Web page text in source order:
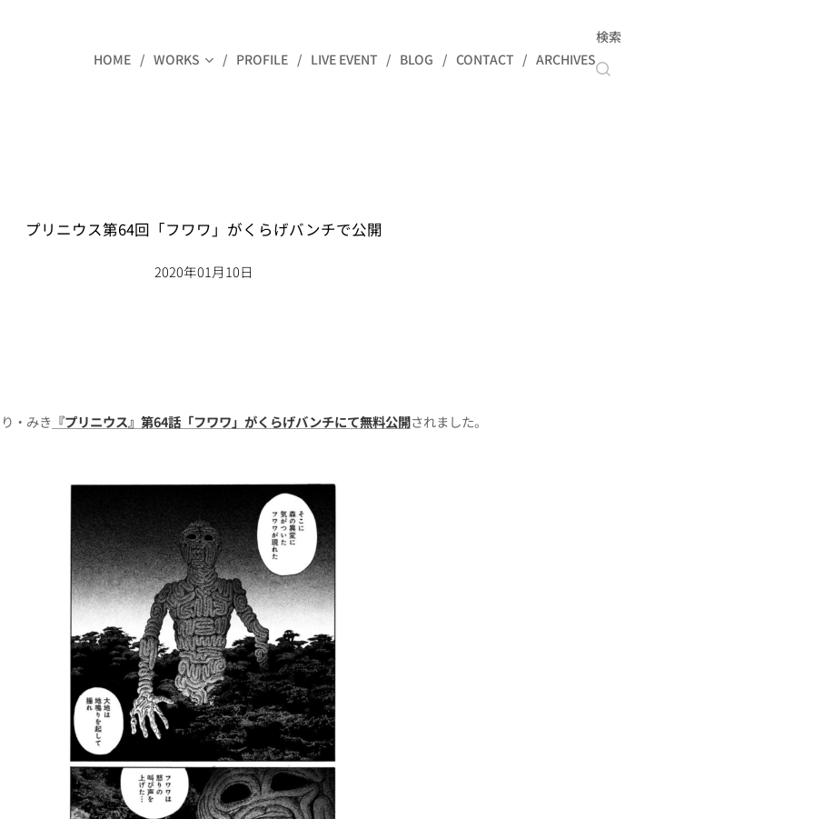
HOME WORKS PROFILE LIVE EVENT BLOG CONTACT ARCHIVES
検索
プリニウス第64回「フワワ」がくらげバンチで公開
2020年01月10日
・みき 『プリニウス』第64話「フワワ」がくらげバンチにて無料公開されました。